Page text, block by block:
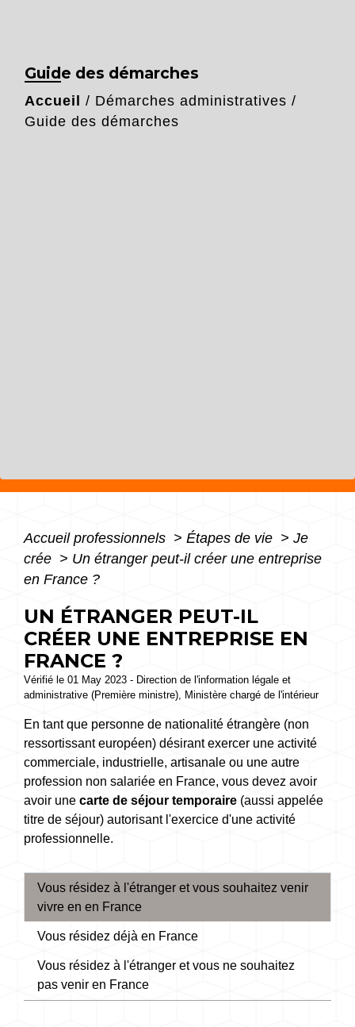
Guide des démarches
Accueil / Démarches administratives /
Guide des démarches
Accueil professionnels > Étapes de vie > Je
crée > Un étranger peut-il créer une entreprise
en France ?
UN ÉTRANGER PEUT-IL
CRÉER UNE ENTREPRISE EN
FRANCE ?
Vérifié le 01 May 2023 - Direction de l'information légale et
administrative (Première ministre), Ministère chargé de l'intérieur
En tant que personne de nationalité étrangère (non
ressortissant européen) désirant exercer une activité
commerciale, industrielle, artisanale ou une autre
profession non salariée en France, vous devez avoir
avoir une carte de séjour temporaire (aussi appelée
titre de séjour) autorisant l'exercice d'une activité
professionnelle.
Vous résidez à l'étranger et vous souhaitez venir
vivre en en France
Vous résidez déjà en France
Vous résidez à l'étranger et vous ne souhaitez
pas venir en France